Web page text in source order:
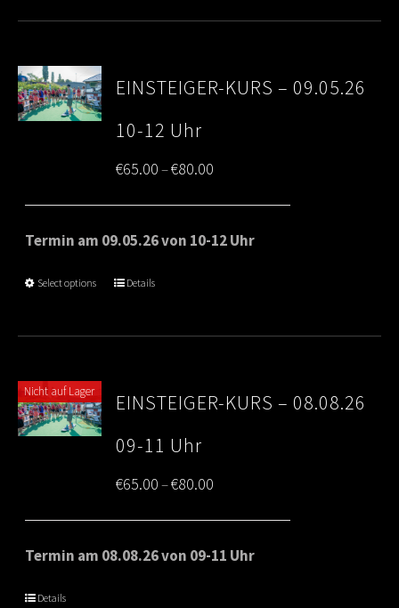
EINSTEIGER-KURS – 09.05.26
10-12 Uhr
€65.00–€80.00
range:
€65.00
Termin am 09.05.26 von 10-12 Uhr
Select options Details
Nicht auf Lager
EINSTEIGER-KURS – 08.08.26
09-11 Uhr
€65.00–€80.00
range:
€65.00
Termin am 08.08.26 von 09-11 Uhr
Details